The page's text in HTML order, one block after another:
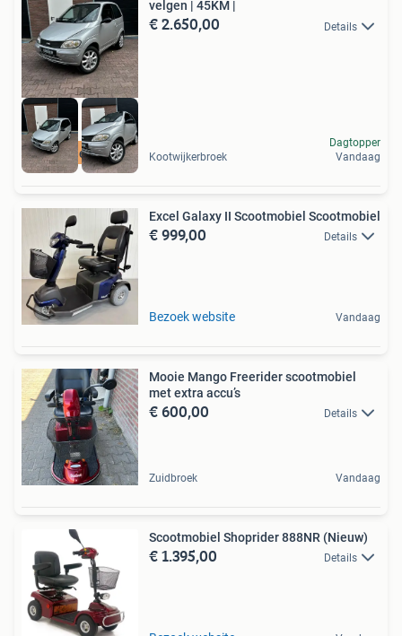
Gratis levering
velgen | 45KM |
€ 2.650,00 Details
Kootwijkerbroek
Dagtopper
Vandaag
Excel Galaxy II Scootmobiel Scootmobiel
€ 999,00 Details
Bezoek website Vandaag
Mooie Mango Freerider scootmobiel
met extra accu’s
€ 600,00 Details
Zuidbroek Vandaag
Scootmobiel Shoprider 888NR (Nieuw)
€ 1.395,00 Details